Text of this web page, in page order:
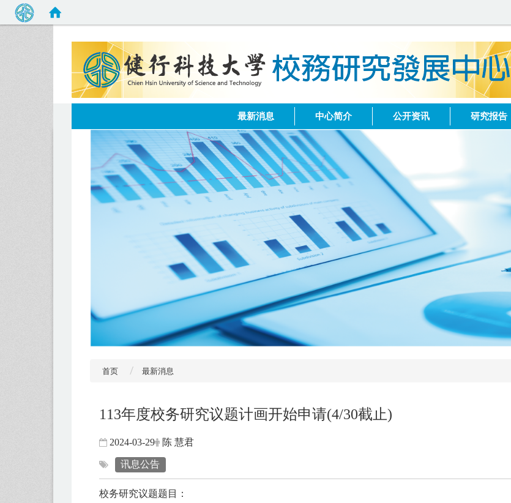
最新消息 中心简介 公开资讯 研究报告
首页 最新消息
113年度校务研究议题计画开始申请(4/30截止)
2024-03-29 陈 慧君
讯息公告
校务研究议题题目：